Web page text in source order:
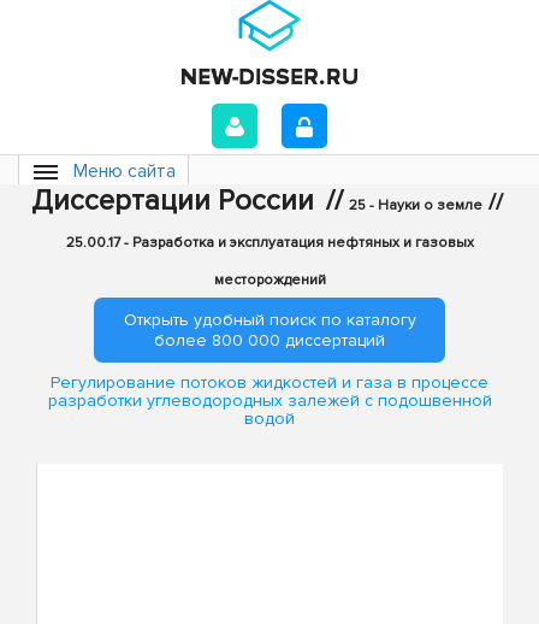
Меню сайта
Диссертации России // 25 - Науки о земле //
25.00.17 - Разработка и эксплуатация нефтяных и газовых
месторождений
Открыть удобный поиск по каталогу
более 800 000 диссертаций
Регулирование потоков жидкостей и газа в процессе
разработки углеводородных залежей с подошвенной
водой